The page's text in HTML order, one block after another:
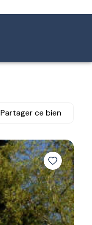
Partager ce bien